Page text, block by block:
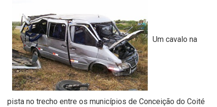
Um cavalo na
pista no trecho entre os municípios de Conceição do Coité